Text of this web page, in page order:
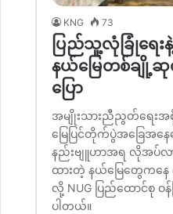
KNG 73
ပြည်သူ့လုံခြုံရေး
နယ်မြေတစ်ချို့
ပြော
အမျိုးသားညီညွတ်ရေးအ
မြေပြင်တိုက်ပွဲအခြေအန
နည်းဗျူဟာအရ လိုအပ်လ
ထားတဲ့ နယ်မြေတွေက
လို့ NUG ပြည်ထောင်စု ဝန်
ပါတယ်။